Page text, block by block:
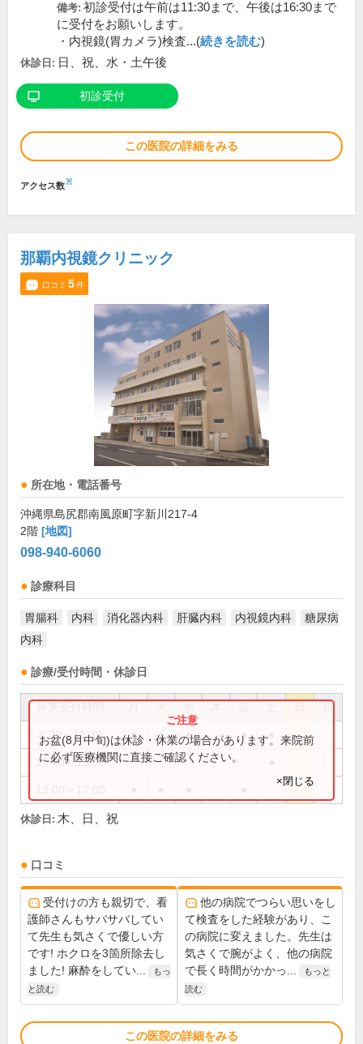
備考: 初診受付は午前は11:30まで、午後は16:30まで
に受付をお願いします。
・内視鏡(胃カメラ)検査...(続きを読む)
休診日: 日、祝、水・土午後
初診受付
この医院の詳細をみる
アクセス数※
那覇内視鏡クリニック
口コミ 5件
所在地・電話番号
沖縄県島尻郡南風原町字新川217-4
2階 [地図]
098-940-6060
診療科目
胃腸科 内科 消化器内科 肝臓内科 内視鏡内科
糖尿病
内科
診療/受付時間・休診日
祝
8:30～11:30 ● ● ● ●
13:00～15:00
お盆(8月中旬)は休診・休業の場合があります。来院前
に必ず医療機関に直接ご確認ください。
×閉じる
休診日: 木、日、祝
口コミ
受付けの方も親切で、看
護師さんもサバサバしてい
て先生も気さくで優しい方
です! ホクロを3箇所除去し
ました! 麻酔をしてい...
もっ
と読む
他の病院でつらい思いをし
て検査をした経験があり、こ
の病院に変えました。先生は
気さくで腕がよく、他の病院
で長く時間がかかっ...
もっと
読む
この医院の詳細をみる